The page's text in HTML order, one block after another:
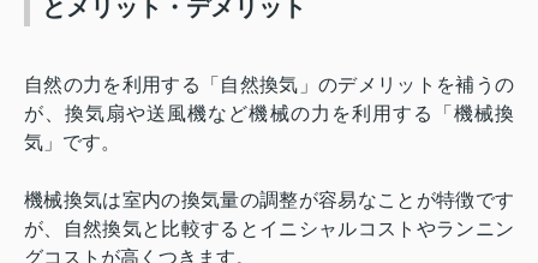
とメリット・デメリット
自然の力を利用する「自然換気」のデメリットを補うの
が、換気扇や送風機など機械の力を利用する「機械換
気」です。
機械換気は室内の換気量の調整が容易なことが特徴です
が、自然換気と比較するとイニシャルコストやランニン
グコストが高くつきます。